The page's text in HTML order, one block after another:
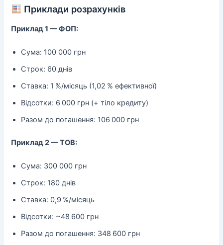
Приклади розрахунків
Приклад 1 — ФОП:
Сума: 100 000 грн
Строк: 60 днів
Ставка: 1 %/місяць (1,02 % ефективної)
Відсотки: 6 000 грн (+ тіло кредиту)
Разом до погашення: 106 000 грн
Приклад 2 — ТОВ:
Сума: 300 000 грн
Строк: 180 днів
Ставка: 0,9 %/місяць
Відсотки: ~48 600 грн
Разом до погашення: 348 600 грн